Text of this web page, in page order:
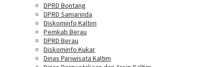
DPRD Bontang
DPRD Samarinda
Diskominfo Kaltim
Pemkab Berau
DPRD Berau
Diskominfo Kukar
Dinas Pariwisata Kaltim